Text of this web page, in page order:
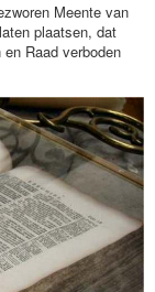
Meente van
plaatsen, dat
Raad verboden